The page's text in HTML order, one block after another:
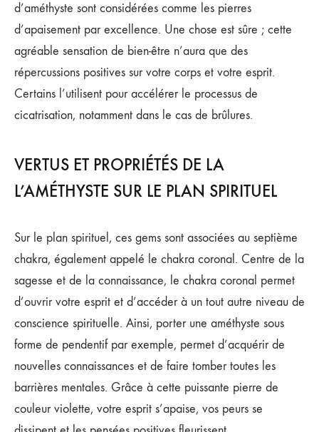
d’améthyste sont considérées comme les pierres
d’apaisement par excellence. Une chose est sûre ; cette
agréable sensation de bien-être n’aura que des
répercussions positives sur votre corps et votre esprit.
Certains l’utilisent pour accélérer le processus de
cicatrisation, notamment dans le cas de brûlures.
VERTUS ET PROPRIÉTÉS DE LA
L’AMÉTHYSTE SUR LE PLAN SPIRITUEL
Sur le plan spirituel, ces gems sont associées au septième
chakra, également appelé le chakra coronal. Centre de la
sagesse et de la connaissance, le chakra coronal permet
d’ouvrir votre esprit et d’accéder à un tout autre niveau de
conscience spirituelle. Ainsi, porter une améthyste sous
forme de pendentif par exemple, permet d’acquérir de
nouvelles connaissances et de faire tomber toutes les
barrières mentales. Grâce à cette puissante pierre de
couleur violette, votre esprit s’apaise, vos peurs se